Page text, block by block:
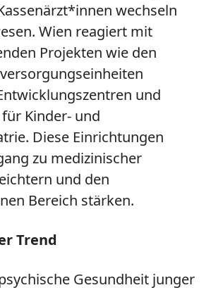
wechseln
Wien reagiert mit
Projekten wie den
und
Kinder- und
Diese Einrichtungen
zu medizinischer
und den
Bereich stärken.
Trend
Gesundheit junger